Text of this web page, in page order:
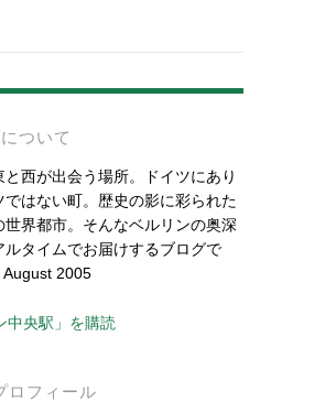
ついて
西が出会う場所。ドイツにあり
ではない町。歴史の影に彩られた
世界都市。そんなベルリンの奥深
ルタイムでお届けするブログで
2005
中央駅」を購読
ロフィール